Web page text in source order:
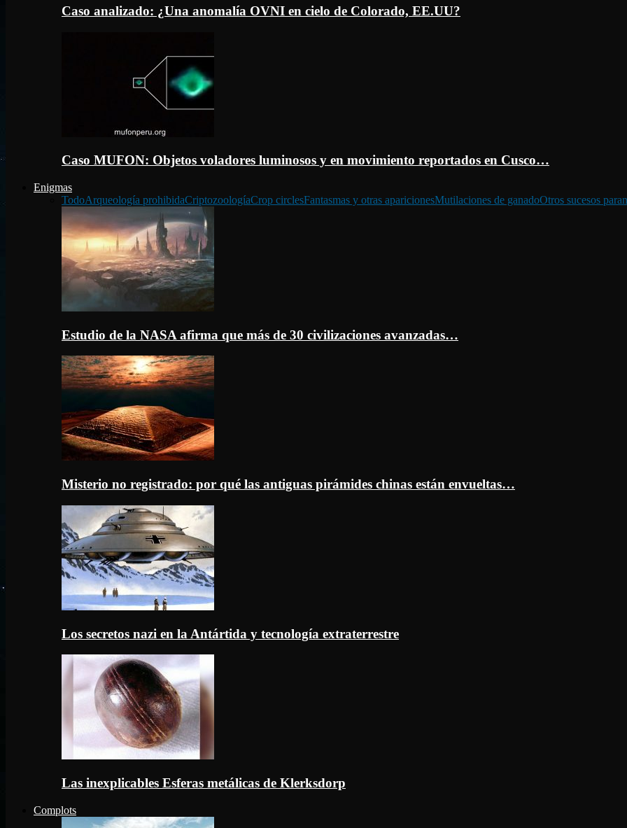
Caso analizado: ¿Una anomalía OVNI en cielo de Colorado, EE.UU?
Caso MUFON: Objetos voladores luminosos y en movimiento reportados en Cusco…
Enigmas
TodoArqueología prohibidaCriptozoologíaCrop circlesFantasmas y otras aparicionesMutilaciones de ganadoOtros sucesos
Estudio de la NASA afirma que más de 30 civilizaciones avanzadas…
Misterio no registrado: por qué las antiguas pirámides chinas están envueltas…
Los secretos nazi en la Antártida y tecnología extraterrestre
Las inexplicables Esferas metálicas de Klerksdorp
Complots